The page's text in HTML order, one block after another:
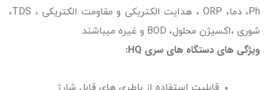
Ph، دما، ORP ، هدایت الکتریکی و مقاومت الکتریکی ، TDS،
شوری ،اکسیژن محلول، BOD و غیره میباشند.
ویژگی های دستگاه های سری HQ: